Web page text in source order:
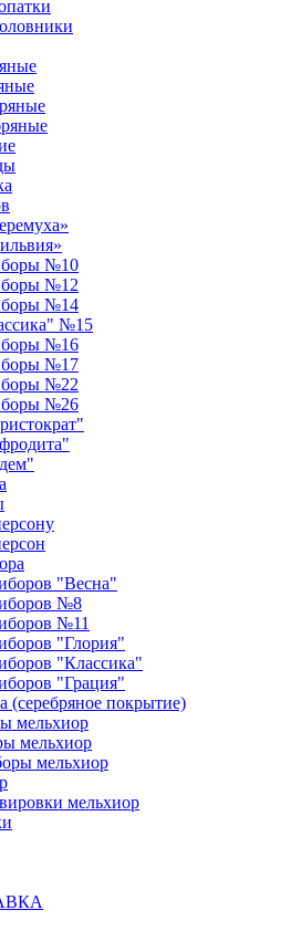
№10
№12
№14
№15
№16
№17
№22
№26
"Весна"
№8
№11
"Глория"
"Классика"
"Грация"
(серебряное покрытие)
мельхиор
мельхиор
мельхиор
мельхиор